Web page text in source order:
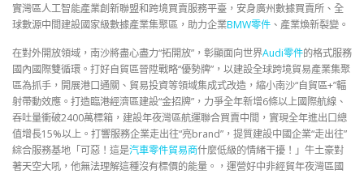
實灣區人工智能產業創新聯盟和跨境買賣服務平臺，安身廣州數據買賣所、全
球數源中間建設國家級數據產業集聚區，助力企業BMW零件 、產業煥新裂變。
在對外開放領域，南沙將盡心盡力“拓開放”，彰顯面向世界Audi零件的格式服務
國內國際雙循環。打好自貿區晉陞戰略“優勢牌”，以建設全球跨境貿易產業集聚
區為抓手，開展港口通關、貿易投資等領域集成式改造，縮小南沙“自貿區+”輻
射帶動效應。打造臨港經濟區建設“金招牌”，力爭全年新增6條以上國際航線、
吞吐量衝破2400萬標箱，建設年夜灣區航運聯合買賣中間，實現全年進出口總
值增長15%以上。打響服務企業走出往“亮brand”，提質建設中國企業“走出往”
綜合服務基地「可惡！這是汽車零件貿易商什麼低級的情緒干擾！」牛土豪對
著天空大吼，他無法理解這種沒有標價的能量。，運營好中非經貿年夜灣區國